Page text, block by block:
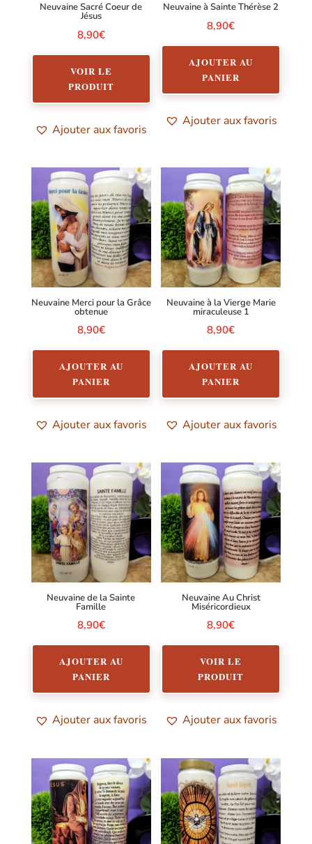
Neuvaine Sacré Coeur de
Jésus
8,90€
VOIR LE
PRODUIT
Ajouter aux favoris
Neuvaine à Sainte Thérèse 2
8,90€
AJOUTER AU
PANIER
Ajouter aux favoris
Neuvaine Merci pour la Grâce
obtenue
8,90€
AJOUTER AU
PANIER
Ajouter aux favoris
Neuvaine à la Vierge Marie
miraculeuse 1
8,90€
AJOUTER AU
PANIER
Ajouter aux favoris
Neuvaine de la Sainte
Famille
8,90€
AJOUTER AU
PANIER
Ajouter aux favoris
Neuvaine Au Christ
Miséricordieux
8,90€
VOIR LE
PRODUIT
Ajouter aux favoris